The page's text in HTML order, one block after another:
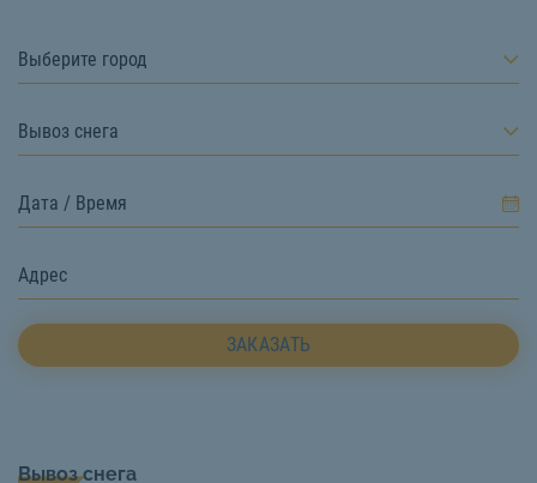
Выберите город
Вывоз снега
ЗАКАЗАТЬ
Вывоз снега